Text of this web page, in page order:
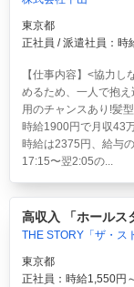
東京都
正社員 / 派遣社員：時
【仕事内容】<協力
めるため、一人で抱
用のチャンスあり!髪
時給1900円で月収43
時給は2375円、給与
17:15〜翌2:05の...
高収入 「ホールス
THE STORY「ザ・ス
東京都
正社員：時給1,550円